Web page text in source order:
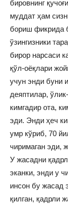
бировнинг
муддат ҳам
бориш фикрида
ўзингизники
бирор нарсаси
қўл-оёқлари
учун энди буни
деяптилар,
кимгадир ота,
эди. Энди ҳеч
умр кўриб, 70
чиримаган эди,
У жасадни
эканки, энди у
инсон бу жасад
қилган, қадрли